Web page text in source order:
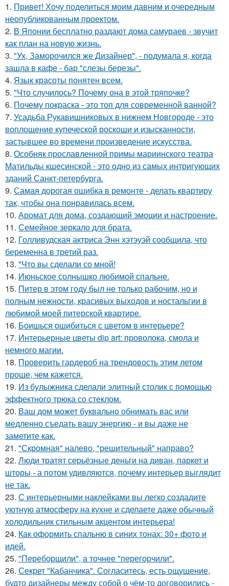
1. Привет! Хочу поделиться моим давним и очередным
неопубликованным проектом.
2. В Японии бесплатно раздают дома самураев - звучит
как план на новую жизнь.
3. "Ух, Заморочился же Дизайнер", - подумала я, когда
зашла в кафе - бар "слезы березы".
4. Язык красоты понятен всем.
5. "Что случилось? Почему она в этой тряпочке?
6. Почему покраска - это топ для современной ванной?
7. Усадьба Рукавишниковых в нижнем Новгороде - это
воплощение купеческой роскоши и изысканности,
застывшее во времени произведение искусства.
8. Особняк прославленной примы мариинского театра
Матильды кшесинской - это одно из самых интригующих
зданий Санкт-петербурга.
9. Самая дорогая ошибка в ремонте - делать квартиру
так, чтобы она понравилась всем.
10. Аромат для дома, создающий эмоции и настроение.
11. Семейное зеркало для брата.
12. Голливудская актриса Энн хэтэуэй сообщила, что
беременна в третий раз.
13. "Что вы сделали со мной!
14. Июньское солнышко любимой спальне.
15. Питер в этом году был не только рабочим, но и
полным нежности, красивых выходов и ностальгии в
любимой моей питерской квартире.
16. Боишься ошибиться с цветом в интерьере?
17. Интерьерные цветы dip art: проволока, смола и
немного магии.
18. Проверить гардероб на трендовость этим летом
проще, чем кажется.
19. Из булыжника сделали элитный столик с помощью
эффектного трюка со стеклом.
20. Ваш дом может буквально обнимать вас или
медленно съедать вашу энергию - и вы даже не
заметите как.
21. "Скромная" налево, "решительный" направо?
22. Люди тратят серьёзные деньги на диван, паркет и
шторы - а потом удивляются, почему интерьер выглядит
не так.
23. С интерьерными наклейками вы легко создадите
уютную атмосферу на кухне и сделаете даже обычный
холодильник стильным акцентом интерьера!
24. Как оформить спальню в синих тонах: 30+ фото и
идей.
25. "Переборщили", а точнее "перегорчили".
26. Секрет "Кабанчика". Согласитесь, есть ощущение,
будто дизайнеры между собой о чём-то договорились -